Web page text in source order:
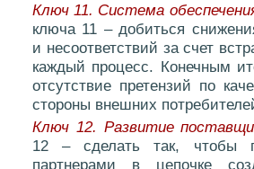
Ключ 11. Система
ключа 11 – добиться
и несоответствий за счет
каждый процесс. Конечным
отсутствие претензий по
стороны внешних
Ключ 12. Развитие
12 – сделать так, чтобы
партнерами в цепочке